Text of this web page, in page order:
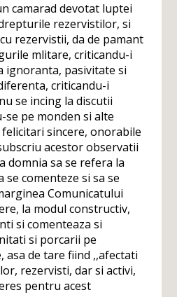
camarad devotat luptei
rezervistilor, si
rezervistii, da de pamant
mlitare, criticandu-i
ignoranta, pasivitate si
criticandu-i
se incing la discutii
se pe monden si alte
sincere, onorabile
acestor observatii
domnia sa se refera la
se comenteze si sa se
Comunicatului
la modul constructiv,
si comenteaza si
si porcarii pe
asa de tare fiind ,,afectati
rezervisti, dar si activi,
pentru acest